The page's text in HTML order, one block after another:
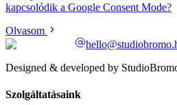
kapcsolódik a Google Consent Mode?
Olvasom
Designed & developed by
Szolgáltatásaink